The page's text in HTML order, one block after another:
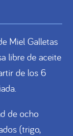
Miel Galletas
libre de aceite
de los 6
de ocho
(trigo,